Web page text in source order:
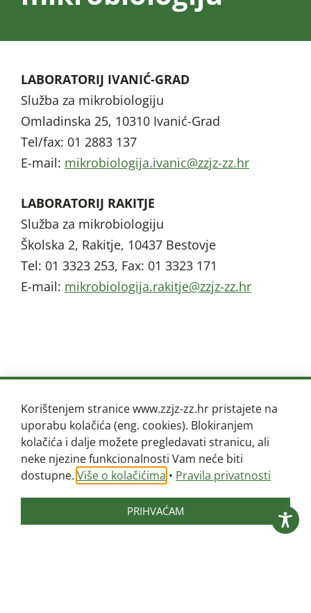
LABORATORIJ IVANIĆ-GRAD
Služba za mikrobiologiju
Omladinska 25, 10310 Ivanić-Grad
Tel/fax: 01 2883 137
E-mail:
rh.zz-zjzz
@cinavi.ajigoloiborkim
LABORATORIJ RAKITJE
Služba za mikrobiologiju
Školska 2, Rakitje, 10437 Bestovje
Tel: 01 3323 253, Fax: 01 3323 171
E-mail:
rh.zz-zjzz
@ejtikar.ajigoloiborkim
Korištenjem stranice www.zzjz-zz.hr pristajete na
uporabu kolačića (eng. cookies). Blokiranjem
kolačića i dalje možete pregledavati stranicu, ali
neke njezine funkcionalnosti Vam neće biti
dostupne. Više o kolačićima • Pravila privatnosti
PRIHVAĆAM